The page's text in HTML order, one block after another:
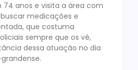
74 anos e visita a área com
medicações e
que costuma
sempre que os vê,
dessa atuação no dia